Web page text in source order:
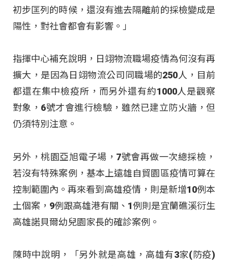
初步匡列的時候，還沒有進去隔離前的採檢變成是
陽性，對社會都會有影響。」
指揮中心補充說明，日翊物流職場疫情為何沒有再
擴大，是因為日翊物流公司同職場的250人，目前
都還在集中檢疫所，而另外還有約1000人是觀察
對象，6號才會進行檢驗，雖然已建立防火牆，但
仍須特別注意。
另外，桃園亞旭電子場，7號會再做一次總採檢，
若沒有特殊案例，基本上遠雄自貿園區疫情可算在
控制範圍內。再來看到高雄疫情，則是新增10例本
土個案，9例跟高雄港有關、1例則是宜蘭礁溪衍生
高雄諾貝爾幼兒園家長的確診案例。
陳時中說明，「另外就是高雄，高雄有3家(防疫)